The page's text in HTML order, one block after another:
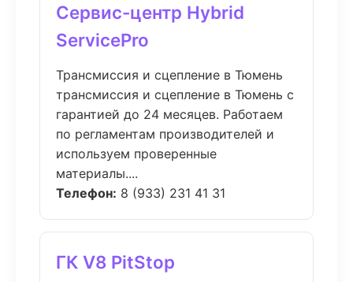
Сервис-центр Hybrid
ServicePro
Трансмиссия и сцепление в Тюмень
трансмиссия и сцепление в Тюмень с
гарантией до 24 месяцев. Работаем
по регламентам производителей и
используем проверенные
материалы....
Телефон: 8 (933) 231 41 31
ГК V8 PitStop